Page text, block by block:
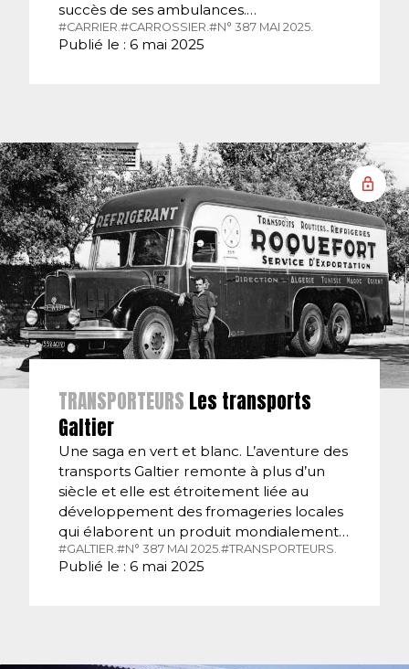
succès de ses ambulances.…
#CARRIER.#CARROSSIER.#N° 387 MAI 2025.
Publié le : 6 mai 2025
TRANSPORTEURS Les transports
Galtier
Une saga en vert et blanc. L’aventure des
transports Galtier remonte à plus d’un
siècle et elle est étroitement liée au
développement des fromageries locales
qui élaborent un produit mondialement…
#GALTIER.#N° 387 MAI 2025.#TRANSPORTEURS.
Publié le : 6 mai 2025